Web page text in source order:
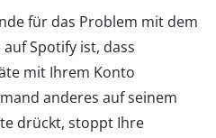
für das Problem mit dem
Spotify ist, dass
mit Ihrem Konto
anderes auf seinem
drückt, stoppt Ihre